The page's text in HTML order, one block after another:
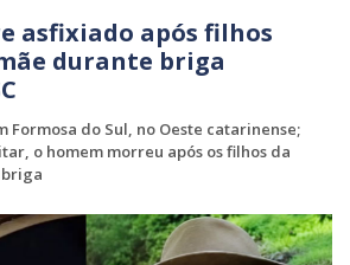
asfixiado após filhos
durante briga
Formosa do Sul, no Oeste catarinense;
o homem morreu após os filhos da